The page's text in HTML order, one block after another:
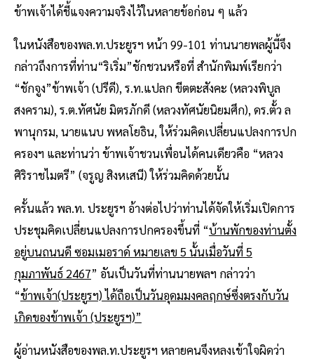
ข้าพเจ้าได้ชี้แจงความจริงไว้ในหลายข้อก่อน ๆ แล้ว
ในหนังสือของพล.ท.ประยูรฯ หน้า 99-101 ท่านนายพลผู้นี้จึง
กล่าวถึงการที่ท่าน“ริเริ่ม”ชักชวนหรือที่ สํานักพิมพ์เรียกว่า
“ชักจูง”ข้าพเจ้า (ปรีดี), ร.ท.แปลก ขีตตะสังคะ (หลวงพิบูล
สงคราม), ร.ต.ทัศนัย มิตรภักดี (หลวงทัศนัยนิยมศึก), ดร.ตั้ว ล
พานุกรม, นายแนบ พหลโยธิน, ให้ร่วมคิดเปลี่ยนแปลงการปก
ครองฯ และท่านว่า ข้าพเจ้าชวนเพื่อนได้คนเดียวคือ “หลวง
ศิริราชไมตรี” (จรูญ สิงหเสนี) ให้ร่วมคิดด้วยนั้น
ครั้นแล้ว พล.ท. ประยูรฯ อ้างต่อไปว่าท่านได้จัดให้เริ่มเปิดการ
ประชุมคิดเปลี่ยนแปลงการปกครองขึ้นที่ “บ้านพักของท่านตั้ง
อยู่บนถนนดี ซอมเมอราด์ หมายเลข 5 นั้นเมื่อวันที่ 5
กุมภาพันธ์ 2467” อันเป็นวันที่ท่านนายพลฯ กล่าวว่า
“ข้าพเจ้า(ประยูรฯ) ได้ถือเป็นวันอุดมมงคลฤกษ์ซึ่งตรงกับวัน
เกิดของข้าพเจ้า (ประยูรฯ)”
ผู้อ่านหนังสือของพล.ท.ประยูรฯ หลายคนจึงหลงเข้าใจผิดว่า